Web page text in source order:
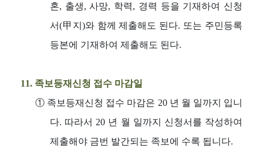
혼, 출생, 사망, 학력, 경력 등을 기재하여 신청
서(甲지)와 함께 제출해도 된다. 또는 주민등록
등본에 기재하여 제출해도 된다.
11. 족보등재신청 접수 마감일
① 족보등재신청 접수 마감은 20 년 월 일까지 입니
다. 따라서 20 년 월 일까지 신청서를 작성하여
제출해야 금번 발간되는 족보에 수록 됩니다.